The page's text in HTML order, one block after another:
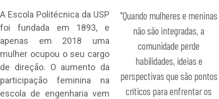
A Escola Politécnica da USP
foi fundada em 1893, e
apenas em 2018 uma
mulher ocupou o seu cargo
de direção. O aumento da
participação feminina na
escola de engenharia vem
"Quando mulheres e meninas
não são integradas, a
comunidade perde
habilidades, ideias e
perspectivas que são pontos
críticos para enfrentar os